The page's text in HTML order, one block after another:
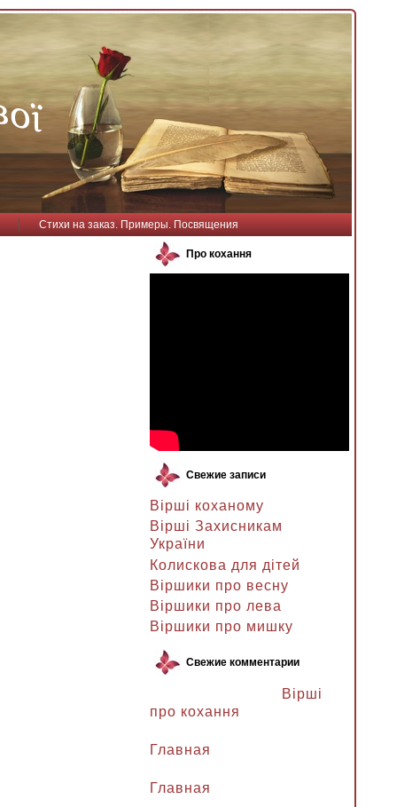
Стихи на заказ. Примеры. Посвящения
Про кохання
Свежие записи
Вірші коханому
Вірші Захисникам
України
Колискова для дітей
Віршики про весну
Віршики про лева
Віршики про мишку
Свежие комментарии
Вірші
про кохання
Главная
Главная